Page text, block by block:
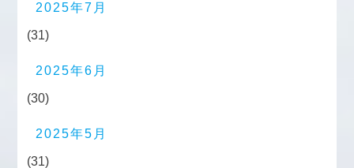
2025年7月
(31)
2025年6月
(30)
2025年5月
(31)